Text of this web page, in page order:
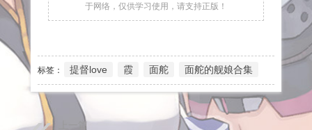
于网络，仅供学习使用，请支持正版！
标签： 提督love 霞 面舵 面舵的舰娘合集
上一篇